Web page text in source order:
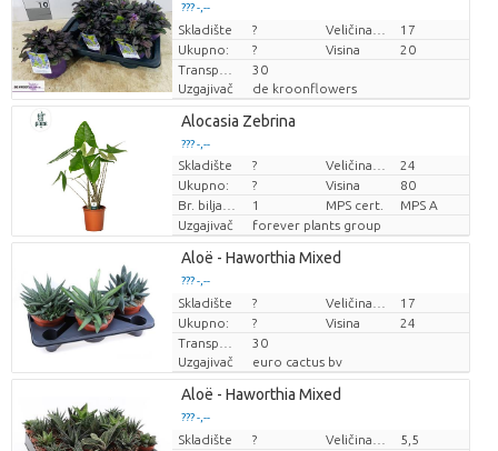
??? -,--
Cijena po komadu
Skladište ?
17
Ukupno:
? Visina
20
30
Uzgajivač
de kroonflowers
Alocasia Zebrina
??? -,--
Cijena po komadu
Skladište ?
24
Ukupno:
? Visina
80
1 MPS cert.
MPS A
Uzgajivač
forever plants group
Aloë - Haworthia Mixed
??? -,--
Cijena po komadu
Skladište ?
17
Ukupno:
? Visina
24
30
Uzgajivač
euro cactus bv
Aloë - Haworthia Mixed
??? -,--
Cijena po komadu
Skladište ?
5,5